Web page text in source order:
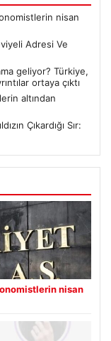
nisan
Adresi Ve
geliyor? Türkiye,
ortaya çıktı
altından
Çıkardığı Sır:
nisan